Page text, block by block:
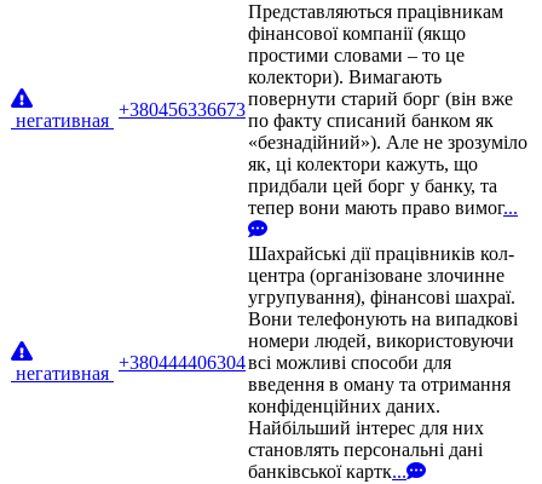
негативная
+380456336673
Представляються працівникам
фінансової компанії (якщо
простими словами – то це
колектори). Вимагають
повернути старий борг (він вже
по факту списаний банком як
«безнадійний»). Але не зрозуміло
як, ці колектори кажуть, що
придбали цей борг у банку, та
тепер вони мають право вимог...
негативная
+380444406304
Шахрайські дії працівників кол-
центра (організоване злочинне
угрупування), фінансові шахраї.
Вони телефонують на випадкові
номери людей, використовуючи
всі можливі способи для
введення в оману та отримання
конфіденційних даних.
Найбільший інтерес для них
становлять персональні дані
банківської картк...